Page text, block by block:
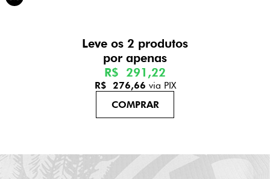
Leve os 2 produtos
R$ 291,22
R$ 276,66 via PIX